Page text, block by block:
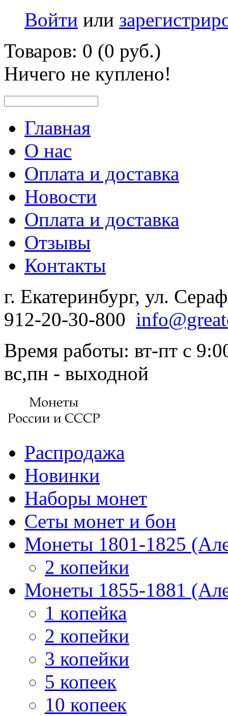
Войти или
Товаров: 0 (0 руб.)
Ничего не куплено!
Главная
О нас
Оплата и доставка
Новости
Оплата и доставка
Отзывы
Контакты
г. Екатеринбург, ул.
912-20-30-800
Время работы: вт-пт с
вс,пн - выходной
Распродажа
Новинки
Наборы монет
Сеты монет и бон
Монеты 1801-1825
2 копейки
Монеты 1855-1881
1 копейка
2 копейки
3 копейки
5 копеек
10 копеек